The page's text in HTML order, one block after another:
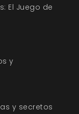
El Juego de
y
y secretos